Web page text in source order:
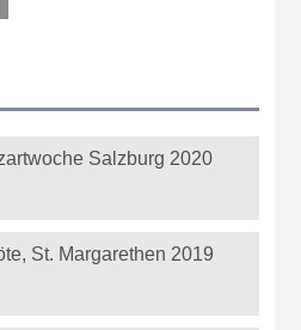
Salzburg 2020
St. Margarethen 2019